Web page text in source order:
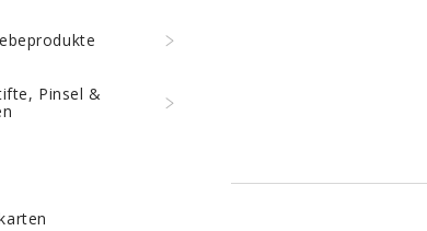
Pinsel &